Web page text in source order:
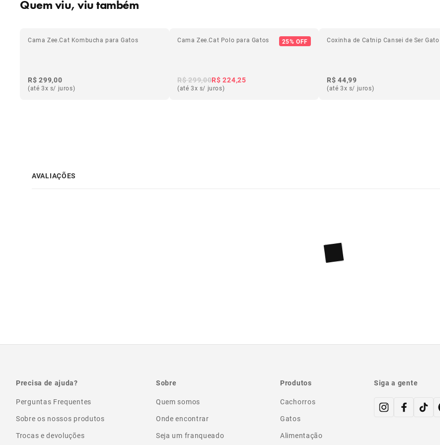
Quem viu, viu também
Cama Zee.Cat Kombucha para Gatos
R$ 299,00
(até 3x s/ juros)
25% OFF
Cama Zee.Cat Polo para Gatos
R$ 299,00R$ 224,25
(até 3x s/ juros)
Coxinha de Catnip Cansei de Ser Gato
R$ 44,99
(até 3x s/ juros)
AVALIAÇÕES
Precisa de ajuda?
Perguntas Frequentes
Sobre os nossos produtos
Trocas e devoluções
Sobre
Quem somos
Onde encontrar
Seja um franqueado
Produtos
Cachorros
Gatos
Alimentação
Siga a gente